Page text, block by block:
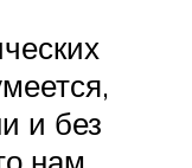
и без